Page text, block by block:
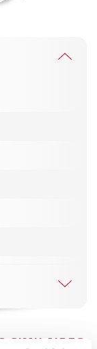
SIMILAIRES